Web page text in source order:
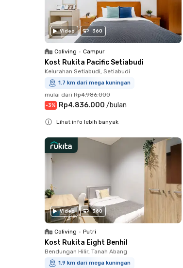
Video 360
Coliving • Campur
Kost Rukita Pacific Setiabudi
Kelurahan Setiabudi, Setiabudi
1.7 km dari mega kuningan
mulai dari Rp4.986.000
-3% Rp4.836.000 /bulan
Lihat info lebih banyak
Video 360
Coliving • Putri
Kost Rukita Eight Benhil
Bendungan Hilir, Tanah Abang
1.9 km dari mega kuningan